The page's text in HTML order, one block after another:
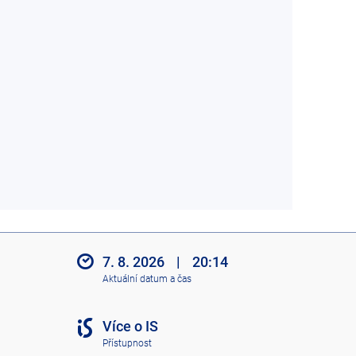
7. 8. 2026 | 20:14
Aktuální datum a čas
Více o IS
Přístupnost